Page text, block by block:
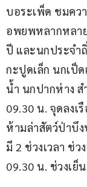
บอระเพ็ด ชมคว
อพยพหลากหลา
ปี และนกประจำ
กะปูดเล็ก นกเป็
นํ้า นกปากห่าง ส
09.30 น. จุดลงเ
ห้ามล่าสัตว์ป่าบึ
มี 2 ช่วงเวลา ช่ว
09.30 น. ช่วงเย็